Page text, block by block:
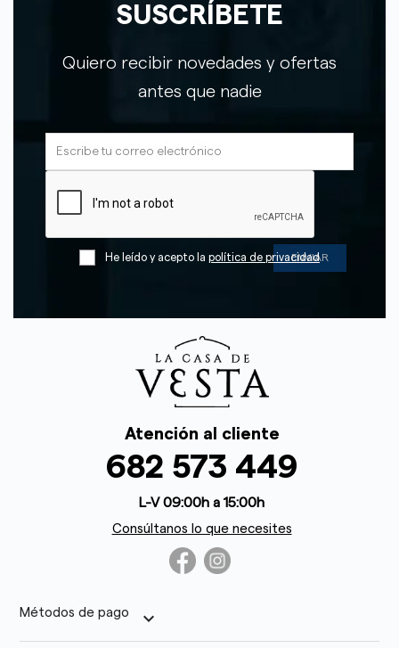
SUSCRÍBETE
Quiero recibir novedades y ofertas
antes que nadie
He leído y acepto la política de privacidad
Atención al cliente
682 573 449
L-V 09:00h a 15:00h
Consúltanos lo que necesites
Métodos de pago keyboard_arrow_down